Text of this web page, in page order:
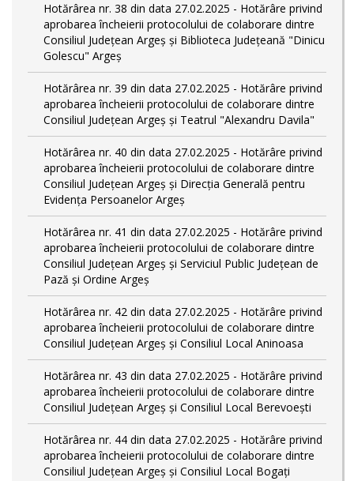
Hotărârea nr. 38 din data 27.02.2025 - Hotărâre privind
aprobarea încheierii protocolului de colaborare dintre
Consiliul Județean Argeș și Biblioteca Județeană "Dinicu
Golescu" Argeș
Hotărârea nr. 39 din data 27.02.2025 - Hotărâre privind
aprobarea încheierii protocolului de colaborare dintre
Consiliul Județean Argeș și Teatrul "Alexandru Davila"
Hotărârea nr. 40 din data 27.02.2025 - Hotărâre privind
aprobarea încheierii protocolului de colaborare dintre
Consiliul Județean Argeș și Direcția Generală pentru
Evidența Persoanelor Argeș
Hotărârea nr. 41 din data 27.02.2025 - Hotărâre privind
aprobarea încheierii protocolului de colaborare dintre
Consiliul Județean Argeș și Serviciul Public Județean de
Pază și Ordine Argeș
Hotărârea nr. 42 din data 27.02.2025 - Hotărâre privind
aprobarea încheierii protocolului de colaborare dintre
Consiliul Județean Argeș și Consiliul Local Aninoasa
Hotărârea nr. 43 din data 27.02.2025 - Hotărâre privind
aprobarea încheierii protocolului de colaborare dintre
Consiliul Județean Argeș și Consiliul Local Berevoești
Hotărârea nr. 44 din data 27.02.2025 - Hotărâre privind
aprobarea încheierii protocolului de colaborare dintre
Consiliul Județean Argeș și Consiliul Local Bogați